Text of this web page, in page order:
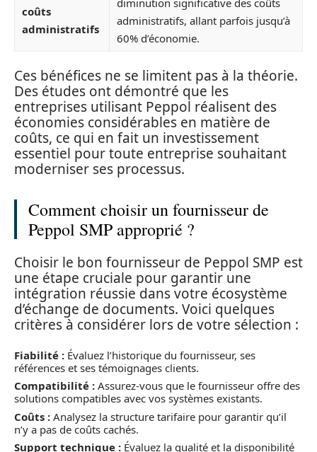
coûts
administratifs
diminution significative des coûts
administratifs, allant parfois jusqu’à
60% d’économie.
Ces bénéfices ne se limitent pas à la théorie.
Des études ont démontré que les
entreprises utilisant Peppol réalisent des
économies considérables en matière de
coûts, ce qui en fait un investissement
essentiel pour toute entreprise souhaitant
moderniser ses processus.
Comment choisir un fournisseur de
Peppol SMP approprié ?
Choisir le bon fournisseur de Peppol SMP est
une étape cruciale pour garantir une
intégration réussie dans votre écosystème
d’échange de documents. Voici quelques
critères à considérer lors de votre sélection :
Fiabilité : Évaluez l’historique du fournisseur, ses
références et ses témoignages clients.
Compatibilité : Assurez-vous que le fournisseur offre des
solutions compatibles avec vos systèmes existants.
Coûts : Analysez la structure tarifaire pour garantir qu’il
n’y a pas de coûts cachés.
Support technique : Évaluez la qualité et la disponibilité